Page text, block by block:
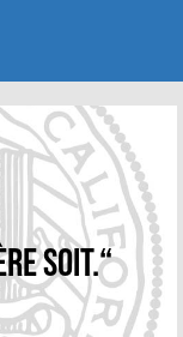
soit.“